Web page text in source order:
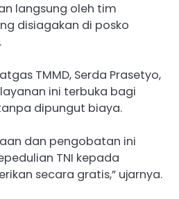
langsung oleh tim
disiagakan di posko
TMMD, Serda Prasetyo,
ini terbuka bagi
dipungut biaya.
dan pengobatan ini
TNI kepada
secara gratis,” ujarnya.